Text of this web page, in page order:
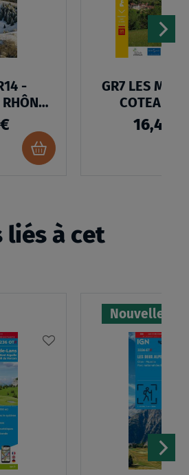
-
Ajouter
au
GR7 LES
COTEAUX
16,40 €
liés à cet
Nouvelle